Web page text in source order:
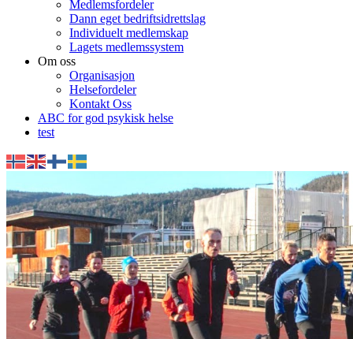
Medlemsfordeler
Dann eget bedriftsidrettslag
Individuelt medlemskap
Lagets medlemssystem
Om oss
Organisasjon
Helsefordeler
Kontakt Oss
ABC for god psykisk helse
test